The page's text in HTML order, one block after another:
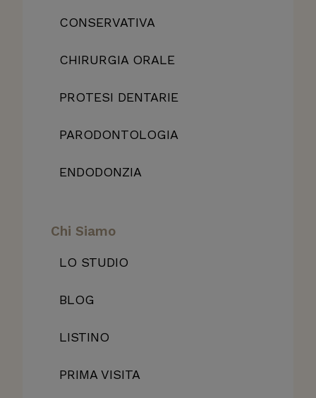
CONSERVATIVA
CHIRURGIA ORALE
PROTESI DENTARIE
PARODONTOLOGIA
ENDODONZIA
Chi Siamo
LO STUDIO
BLOG
LISTINO
PRIMA VISITA